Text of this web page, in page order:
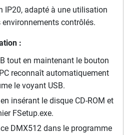
IP20, adapté à une utilisation
environnements contrôlés.
:
tout en maintenant le bouton
reconnaît automatiquement
le voyant USB.
insérant le disque CD-ROM et
FSetup.exe.
DMX512 dans le programme